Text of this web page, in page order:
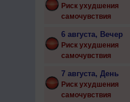
Риск ухудшения
самочувствия
6 августа, Вечер
Риск ухудшения
самочувствия
7 августа, День
Риск ухудшения
самочувствия